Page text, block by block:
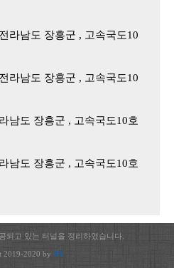
라남도 장흥군 , 고속국도10
라남도 장흥군 , 고속국도10
남도 장흥군 , 고속국도10호
남도 장흥군 , 고속국도10호
되고 있는 터널을 정리하였습니다.
2019-2020 by JH